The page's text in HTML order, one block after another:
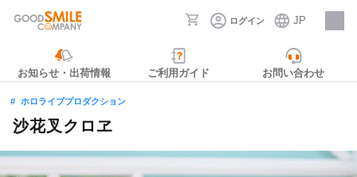
ログイン JP
採用情報
お知らせ・出荷情報 ご利用ガイド お問い合わせ
ホロライブプロダクション
沙花叉クロヱ